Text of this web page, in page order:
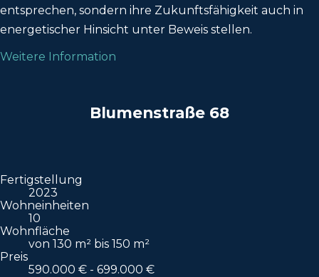
entsprechen, sondern ihre Zukunftsfähigkeit auch in
energetischer Hinsicht unter Beweis stellen.
Weitere Information
Blumenstraße 68
Fertigstellung
2023
Wohneinheiten
10
Wohnfläche
von 130 m² bis 150 m²
Preis
590.000 € - 699.000 €